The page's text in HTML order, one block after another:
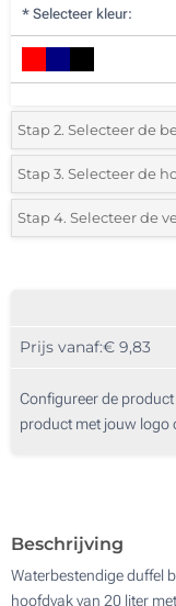
* Selecteer kleur:
Stap 2. Selecteer de
*Selecteer de
Borduren (Aan een
Stap 3. Selecteer de
*Selecteer uit de lijst of
10
50
Stap 4. Selecteer de
Prijs vanaf:€ 9,83
Configureer de
product met jouw logo
Beschrijving
Waterbestendige duffel
hoofdvak van 20 liter